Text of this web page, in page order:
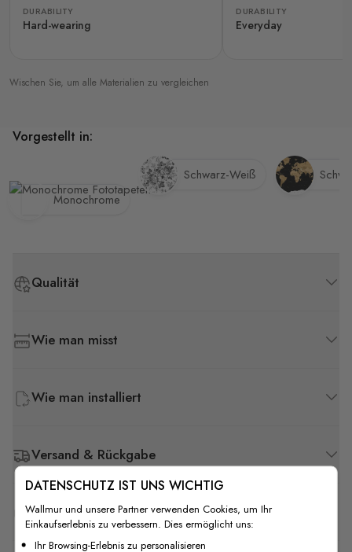
DURABILITY
Hard-wearing
DURABILITY
Everyday
Wischen Sie, um alle Materialien zu vergleichen
Qualität
Wie man misst
Wie man installiert
Versand & Rückgabe
F.A.Q
Vorgestellt in:
Monochrome
Schwarz-Weiß
DATENSCHUTZ IST UNS WICHTIG
Wallmur und unsere Partner verwenden Cookies, um Ihr
Einkaufserlebnis zu verbessern. Dies ermöglicht uns:
Ihr Browsing-Erlebnis zu personalisieren